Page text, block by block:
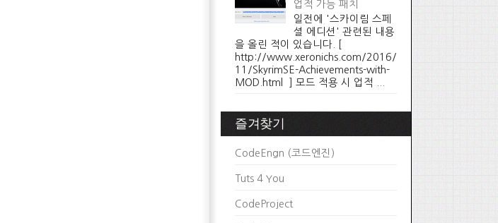
업적 가능 패치
일전에 '스카이림 스페
셜 에디션' 관련된 내용
을 올린 적이 있습니다. [
http://www.xeronichs.com/2016/
11/SkyrimSE-Achievements-with-
MOD.html ] 모드 적용 시 업적 ...
즐겨찾기
CodeEngn (코드엔진)
Tuts 4 You
CodeProject